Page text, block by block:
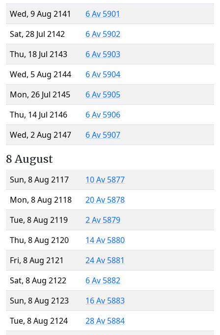
Wed, 9 Aug 2141
6 Av 5901
Sat, 28 Jul 2142
6 Av 5902
Thu, 18 Jul 2143
6 Av 5903
Wed, 5 Aug 2144
6 Av 5904
Mon, 26 Jul 2145
6 Av 5905
Thu, 14 Jul 2146
6 Av 5906
Wed, 2 Aug 2147
6 Av 5907
8 August
Sun, 8 Aug 2117
10 Av 5877
Mon, 8 Aug 2118
20 Av 5878
Tue, 8 Aug 2119
2 Av 5879
Thu, 8 Aug 2120
14 Av 5880
Fri, 8 Aug 2121
24 Av 5881
Sat, 8 Aug 2122
6 Av 5882
Sun, 8 Aug 2123
16 Av 5883
Tue, 8 Aug 2124
28 Av 5884